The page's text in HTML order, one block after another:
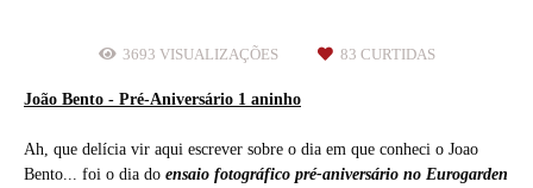
3693 VISUALIZAÇÕES 83 CURTIDAS
João Bento - Pré-Aniversário 1 aninho
Ah, que delícia vir aqui escrever sobre o dia em que conheci o Joao
Bento... foi o dia do ensaio fotográfico pré-aniversário no Eurogarden